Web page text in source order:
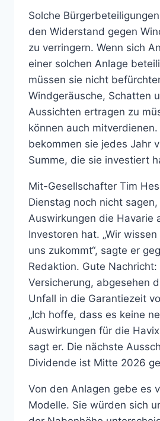
Solche
den Widerstand gegen
zu verringern. Wenn sich
einer solchen Anlage
müssen sie nicht
Windgeräusche, Schatten
Aussichten ertragen zu
können auch
bekommen sie jedes Jahr
Summe, die sie investiert
Mit-Gesellschafter Tim
Dienstag noch nicht
Auswirkungen die Havarie
Investoren hat. „Wir
uns zukommt“, sagte er
Redaktion. Gute
Versicherung, abgesehen
Unfall in die Garantiezeit
„Ich hoffe, dass es keine
Auswirkungen für die
sagt er. Die nächste
Dividende ist Mitte 2026
Von den Anlagen gebe es
Modelle. Sie würden sich